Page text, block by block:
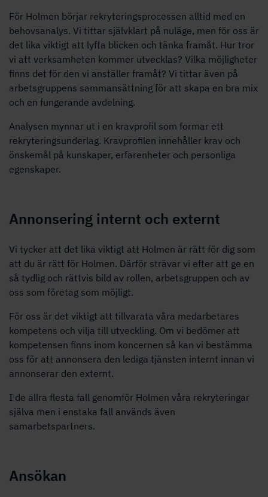
För Holmen börjar rekryteringsprocessen alltid med en
behovsanalys. Vi tittar självklart på nuläge, men för oss är
det lika viktigt att lyfta blicken och tänka framåt. Hur tror
vi att verksamheten kommer utvecklas? Vilka möjligheter
finns det för den vi anställer framåt? Vi tittar även på
arbetsgruppens sammansättning för att skapa en bra mix
och en fungerande avdelning.
Analysen mynnar ut i en kravprofil som formar ett
rekryteringsunderlag. Kravprofilen innehåller krav och
önskemål på kunskaper, erfarenheter och personliga
egenskaper.
Annonsering internt och externt
Vi tycker att det lika viktigt att Holmen är rätt för dig som
att du är rätt för Holmen. Därför strävar vi efter att ge en
så tydlig och rättvis bild av rollen, arbetsgruppen och av
oss som företag som möjligt.
För oss är det viktigt att tillvarata våra medarbetares
kompetens och vilja till utveckling. Om vi bedömer att
kompetensen finns inom koncernen så kan vi bestämma
oss för att annonsera den lediga tjänsten internt innan vi
annonserar den externt.
I de allra flesta fall genomför Holmen våra rekryteringar
själva men i enstaka fall används även
samarbetspartners.
Ansökan